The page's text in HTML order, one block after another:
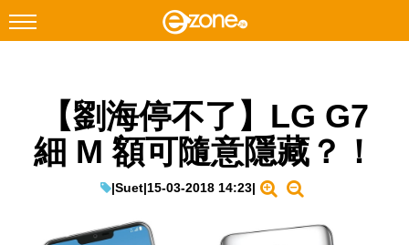
Facebook Instagram
科技焦點
【劉海停不了】LG G7
細 M 額可隨意隱藏？！
|Suet|15-03-2018 14:23|